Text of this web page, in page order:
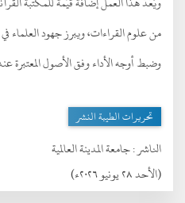
(الأحد ٢٨ يونيو ٢٠٢٦ء)
الناشر :جامعة المدينة العالمية
من علوم القراءات، ويبرز جهود العلماء في
وضبط أوجه الأداء وفق الأصول المعتبرة
تحريرات الطيبة النشر